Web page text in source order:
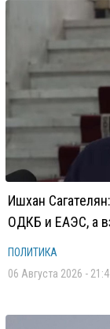
Ишхан
ОДКБ и ЕАЭС, а
ПОЛИТИКА
06 Августа 2026 -